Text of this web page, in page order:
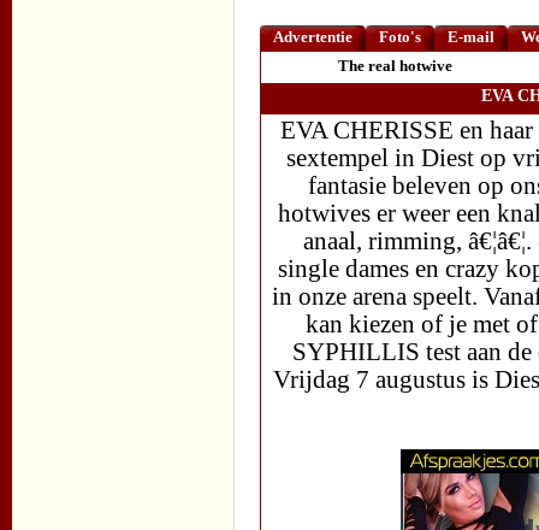
Advertentie Foto's E-mail
The real hotwive
EVA
EVA CHERISSE en
sextempel in Diest op
fantasie beleven op
hotwives er weer een
anaal, rimming,
single dames en crazy
in onze arena speelt.
kan kiezen of je met
SYPHILLIS test aan
Vrijdag 7 augustus is